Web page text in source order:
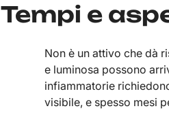
Tempi e
Non è un attivo che dà
e luminosa possono
infiammatorie
visibile, e spesso mesi